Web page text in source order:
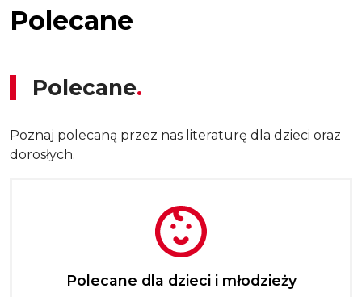
Polecane
Polecane
Poznaj polecaną przez nas literaturę dla dzieci oraz
dorosłych.
Polecane dla dzieci i młodzieży